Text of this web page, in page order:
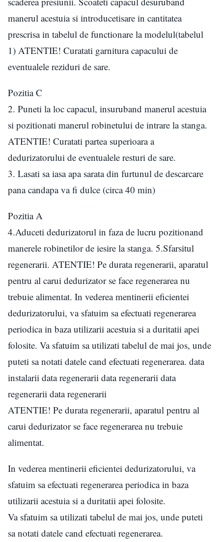
manerul acestuia si introducetisare in cantitatea
prescrisa in tabelul de functionare la modelul(tabelul
1) ATENTIE! Curatati garnitura capacului de
eventualele reziduri de sare.
Pozitia C
2. Puneti la loc capacul, insuruband manerul acestuia
si pozitionati manerul robinetului de intrare la stanga.
ATENTIE! Curatati partea superioara a
dedurizatorului de eventualele resturi de sare.
3. Lasati sa iasa apa sarata din furtunul de descarcare
pana candapa va fi dulce (circa 40 min)
Pozitia A
4.Aduceti dedurizatorul in faza de lucru pozitionand
manerele robinetilor de iesire la stanga. 5.Sfarsitul
regenerarii. ATENTIE! Pe durata regenerarii, aparatul
pentru al carui dedurizator se face regenerarea nu
trebuie alimentat. In vederea mentinerii eficientei
dedurizatorului, va sfatuim sa efectuati regenerarea
periodica in baza utilizarii acestuia si a duritatii apei
folosite. Va sfatuim sa utilizati tabelul de mai jos, unde
puteti sa notati datele cand efectuati regenerarea. data
instalarii data regenerarii data regenerarii data
regenerarii data regenerarii
ATENTIE! Pe durata regenerarii, aparatul pentru al
carui dedurizator se face regenerarea nu trebuie
alimentat.
In vederea mentinerii eficientei dedurizatorului, va
sfatuim sa efectuati regenerarea periodica in baza
utilizarii acestuia si a duritatii apei folosite.
Va sfatuim sa utilizati tabelul de mai jos, unde puteti
sa notati datele cand efectuati regenerarea.